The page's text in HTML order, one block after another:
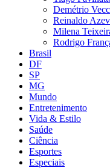
Demétrio
Reinaldo
Milena
Rodrigo
Brasil
DF
SP
MG
Mundo
Entretenimento
Vida & Estilo
Saúde
Ciência
Esportes
Especiais